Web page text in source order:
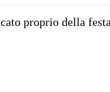
proprio della festa